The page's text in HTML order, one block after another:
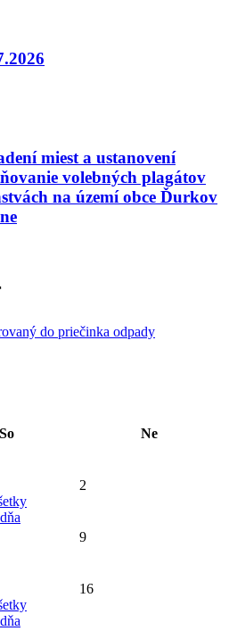
miest a ustanovení
volebných plagátov
na území obce Ďurkov
So Ne
2
9
16